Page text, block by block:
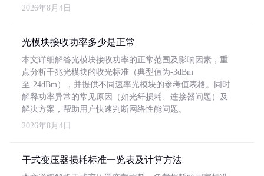
2026年8月4日
光模块接收功率多少是正常
本文详细解答光模块接收功率的正常范围及影响因素，重
点分析千兆光模块的收光标准（典型值为-3dBm
至-24dBm），并提供不同速率光模块的参考值表格。同时
解释功率异常的常见原因（如光纤损耗、连接器问题）及
解决方案，帮助用户快速判断网络性能问题。
2026年8月4日
干式变压器损耗标准一览表及计算方法